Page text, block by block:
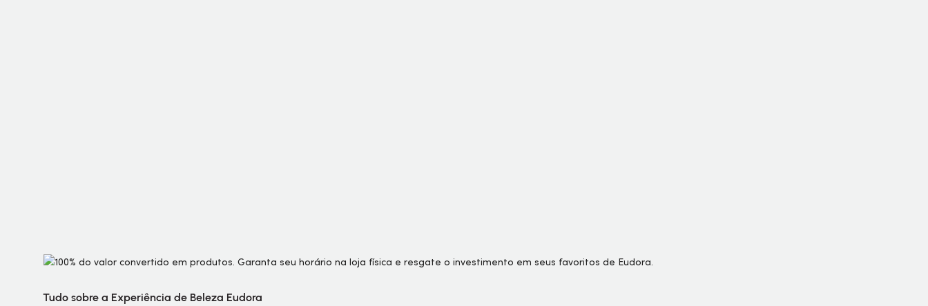
Tudo sobre a Experiência de Beleza Eudora